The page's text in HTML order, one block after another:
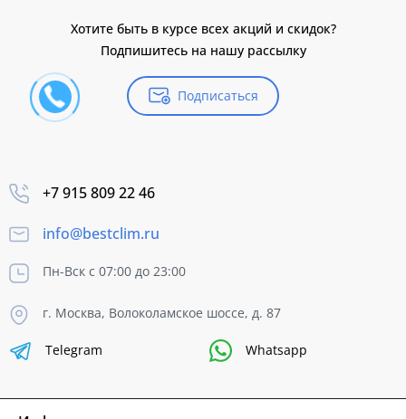
Хотите быть в курсе всех акций и скидок?
Подпишитесь на нашу рассылку
Подписаться
+7 915 809 22 46
info@bestclim.ru
Пн-Вск с 07:00 до 23:00
г. Москва, Волоколамское шоссе, д. 87
Telegram Whatsapp